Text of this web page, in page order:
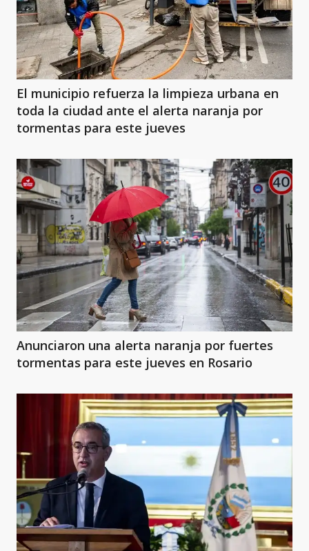
El municipio refuerza la limpieza urbana en
toda la ciudad ante el alerta naranja por
tormentas para este jueves
Anunciaron una alerta naranja por fuertes
tormentas para este jueves en Rosario